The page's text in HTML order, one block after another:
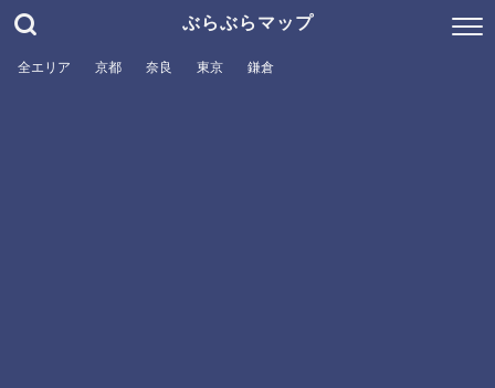
ぶらぶらマップ
全エリア 京都 奈良 東京 鎌倉